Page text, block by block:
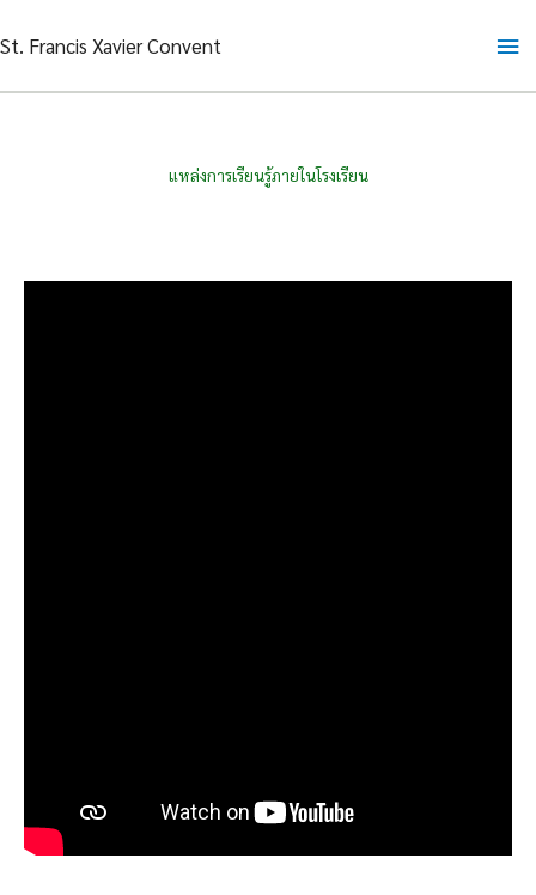
to
St. Francis Xavier Convent
แหล่งการเรียนรู้ภายในโรงเรียน